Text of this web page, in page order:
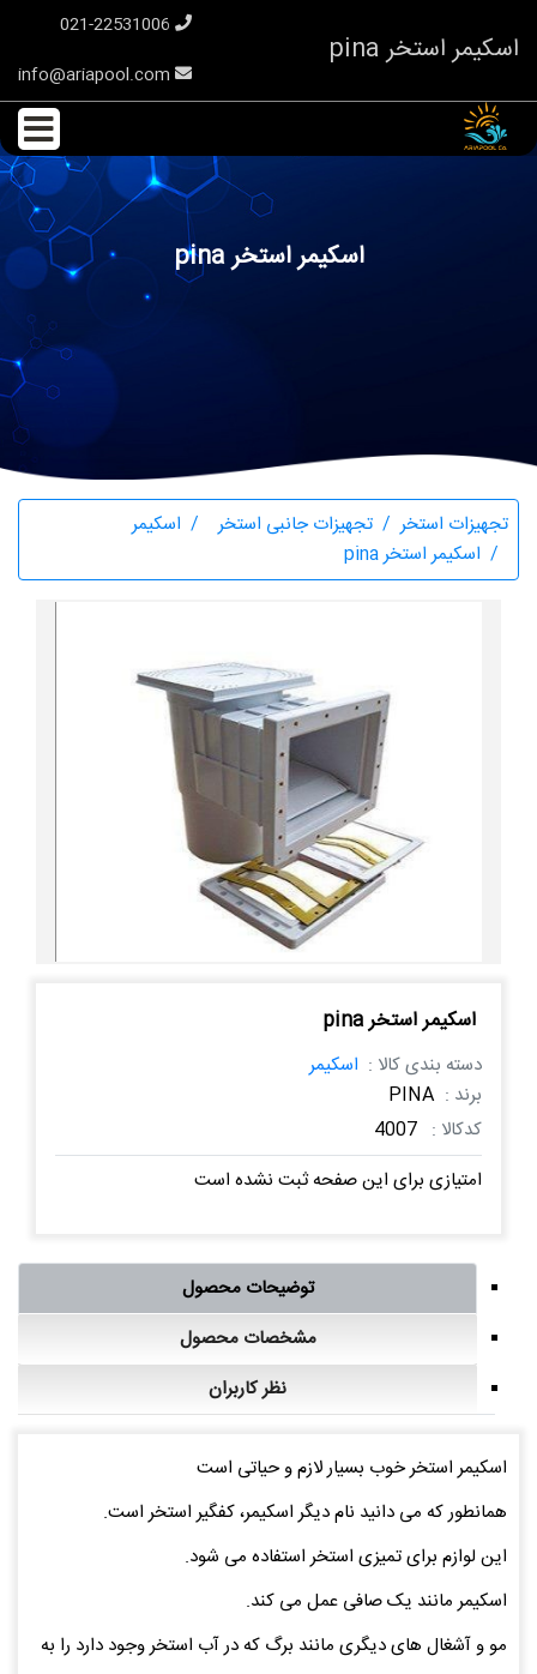
اسکیمر استخر pina
اسکیمر استخر pina
تجهیزات استخر تجهیزات جانبی استخر
اسکیمر
اسکیمر استخر pina
اسکیمر استخر pina
دسته بندی کالا : اسکیمر
برند : PINA
کدکالا : 4007
امتیازی برای این صفحه ثبت نشده است
توضیحات محصول
مشخصات محصول
نظر کاربران
اسکیمر استخر خوب بسیار لازم و حیاتی است
همانطور که می دانید نام دیگر اسکیمر، کفگیر استخر است.
این لوازم برای تمیزی استخر استفاده می شود.
اسکیمر مانند یک صافی عمل می کند.
مو و آشغال های دیگری مانند برگ که در آب استخر وجود دارد را به